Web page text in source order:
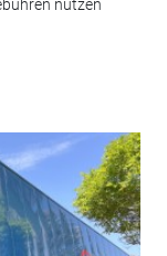
nutzen